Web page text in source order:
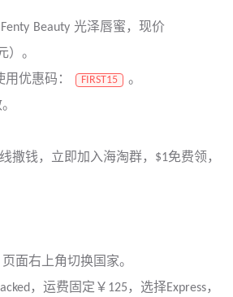
Beauty 光泽唇蜜，现价
）。
优惠码：
FIRST15
。
撒钱，立即加入海淘群，$1免费领，
面右上角切换国家。
，运费固定￥125，选择Express，